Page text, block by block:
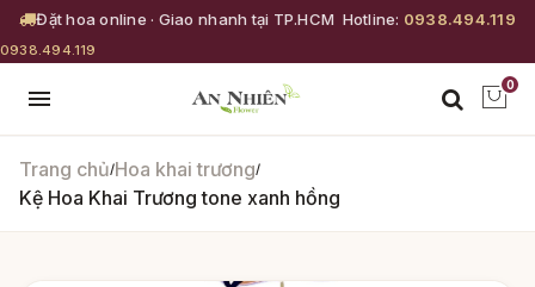
Đặt hoa online · Giao nhanh tại TP.HCM Hotline: 0938.494.119
0938.494.119
0
Trang chủ/Hoa khai trương/
Kệ Hoa Khai Trương tone xanh hồng